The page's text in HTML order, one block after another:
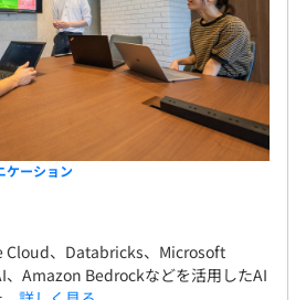
ケーション
Cloud、Databricks、Microsoft
Amazon Bedrockなどを活用したAI